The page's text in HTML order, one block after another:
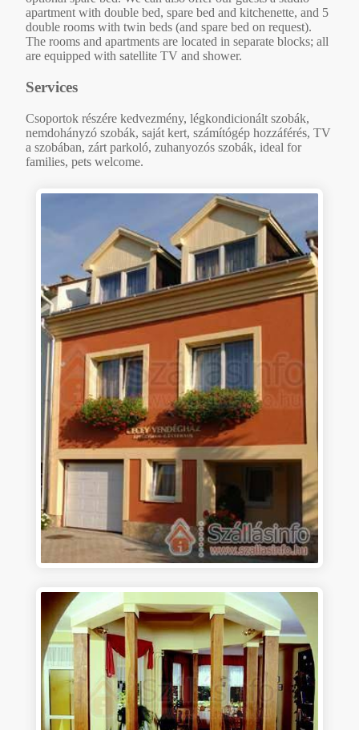
apartment with double bed, spare bed and kitchenette, and 5
double rooms with twin beds (and spare bed on request).
The rooms and apartments are located in separate blocks; all
are equipped with satellite TV and shower.
Services
Csoportok részére kedvezmény, légkondicionált szobák,
nemdohányzó szobák, saját kert, számítógép hozzáférés, TV
a szobában, zárt parkoló, zuhanyozós szobák, ideal for
families, pets welcome.